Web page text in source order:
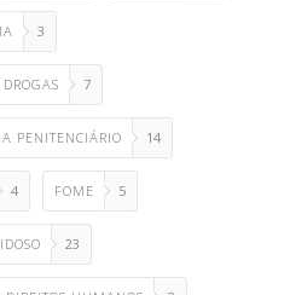
3
DROGAS 7
PENITENCIÁRIO 14
4 FOME 5
IDOSO 23